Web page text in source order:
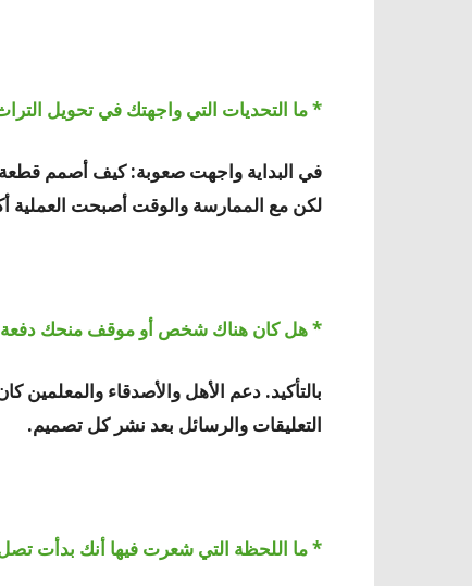
* ما التحديات التي واجهتك في تحويل
في البداية واجهت صعوبة: كيف أصمم قطعة
لكن مع الممارسة والوقت أصبحت العملية
* هل كان هناك شخص أو موقف منحك دفعة
بالتأكيد. دعم الأهل والأصدقاء والمعلمين
التعليقات والرسائل بعد نشر كل تصميم.
* ما اللحظة التي شعرت فيها أنك بدأت تصل